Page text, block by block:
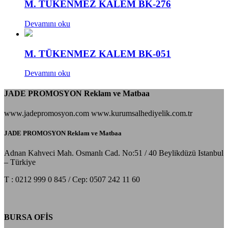
M. TÜKENMEZ KALEM BK-276
Devamını oku
M. TÜKENMEZ KALEM BK-051
Devamını oku
JADE PROMOSYON Reklam ve Matbaa
www.jadepromosyon.com www.kurumsalhediyelik.com.tr
JADE PROMOSYON Reklam ve Matbaa
Adnan Kahveci Mah. Osmanlı Cad. No:51 / 40 Beylikdüzü Istanbul
– Türkiye
T : 0212 999 0 845 / Cep: 0507 242 11 60
BURSA OFİS